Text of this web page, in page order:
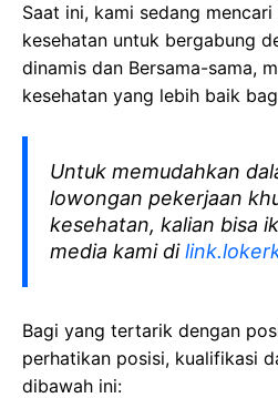
Saat ini, kami sedang mencari
kesehatan untuk bergabung
dinamis dan Bersama-sama,
kesehatan yang lebih baik
Untuk memudahkan
lowongan pekerjaan
kesehatan, kalian bisa
media kami di
Bagi yang tertarik dengan
perhatikan posisi, kualifikasi
dibawah ini: